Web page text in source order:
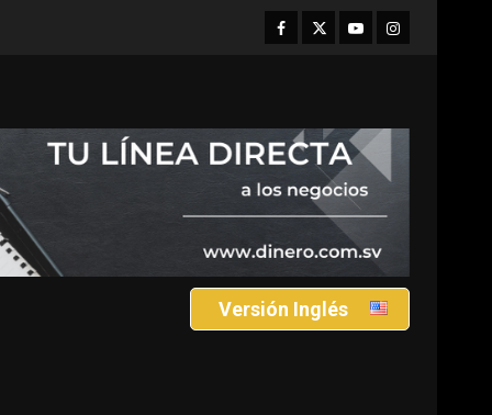
Facebook
TwitterYoutubeInstagram
Versión Inglés